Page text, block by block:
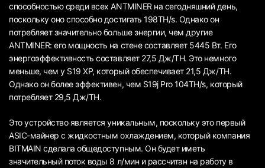
способностью среди всех ANTMINER на сегодняшний день,
поскольку оно способно достигать 198TH/s. Однако он
потребляет значительно больше энергии, чем другие
ANTMINER: его мощность на стене составляет 5445 Вт. Его
энергоэффективность составляет 27,5 Дж/ТН. Это немного
меньше, чем у S19 XP, который обеспечивает 21,5 Дж/ТН.
Однако он более эффективен, чем S19j Pro 104TH/s, который
потребляет 29,5 Дж/ТН.
Это устройство является уникальным, поскольку это первый
ASIC-майнер с жидкостным охлаждением, который компания
BITMAIN сделала общедоступным. Он будет иметь
значительный поток воды 8 л/мин и рассчитан на работу в